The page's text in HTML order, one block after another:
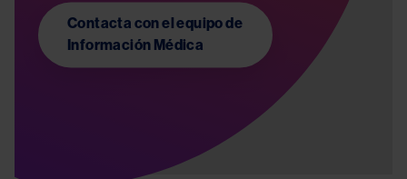
Contacta con el equipo de
Información Médica